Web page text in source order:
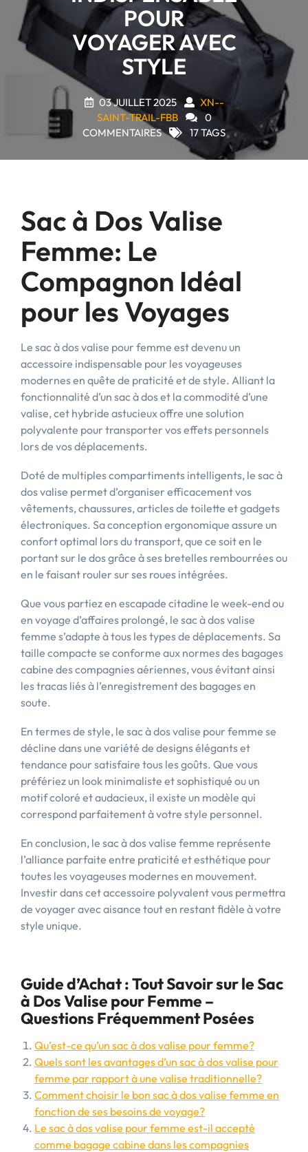
POUR
VOYAGER AVEC
STYLE
03 JUILLET 2025
XN--
SAINT-TRAIL-FBB
0
COMMENTAIRES
17 TAGS
Sac à Dos Valise
Femme: Le
Compagnon Idéal
pour les Voyages
Le sac à dos valise pour femme est devenu un
accessoire indispensable pour les voyageuses
modernes en quête de praticité et de style. Alliant la
fonctionnalité d’un sac à dos et la commodité d’une
valise, cet hybride astucieux offre une solution
polyvalente pour transporter vos effets personnels
lors de vos déplacements.
Doté de multiples compartiments intelligents, le sac à
dos valise permet d’organiser efficacement vos
vêtements, chaussures, articles de toilette et gadgets
électroniques. Sa conception ergonomique assure un
confort optimal lors du transport, que ce soit en le
portant sur le dos grâce à ses bretelles rembourrées ou
en le faisant rouler sur ses roues intégrées.
Que vous partiez en escapade citadine le week-end ou
en voyage d’affaires prolongé, le sac à dos valise
femme s’adapte à tous les types de déplacements. Sa
taille compacte se conforme aux normes des bagages
cabine des compagnies aériennes, vous évitant ainsi
les tracas liés à l’enregistrement des bagages en
soute.
En termes de style, le sac à dos valise pour femme se
décline dans une variété de designs élégants et
tendance pour satisfaire tous les goûts. Que vous
préfériez un look minimaliste et sophistiqué ou un
motif coloré et audacieux, il existe un modèle qui
correspond parfaitement à votre style personnel.
En conclusion, le sac à dos valise femme représente
l’alliance parfaite entre praticité et esthétique pour
toutes les voyageuses modernes en mouvement.
Investir dans cet accessoire polyvalent vous permettra
de voyager avec aisance tout en restant fidèle à votre
style unique.
Guide d’Achat : Tout Savoir sur le Sac
à Dos Valise pour Femme –
Questions Fréquemment Posées
Qu’est-ce qu’un sac à dos valise pour femme?
Quels sont les avantages d’un sac à dos valise pour
femme par rapport à une valise traditionnelle?
Comment choisir le bon sac à dos valise femme en
fonction de ses besoins de voyage?
Le sac à dos valise pour femme est-il accepté
comme bagage cabine dans les compagnies